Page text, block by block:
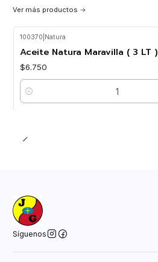
Ver más productos
100370 Natura
Aceite Natura Maravilla ( 3 LT )
$6.750
Cantidad
Síguenos